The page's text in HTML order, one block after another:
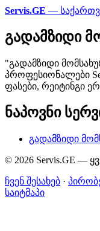
Servis.GE —
გადამზიდი
"გადამზიდი
პროფესიონალები
ფასები, რეიტინგი
ნაპოვნი
გადამზიდი
© 2026 Servis.GE —
ჩვენ შესახებ ·
საიტმაპი